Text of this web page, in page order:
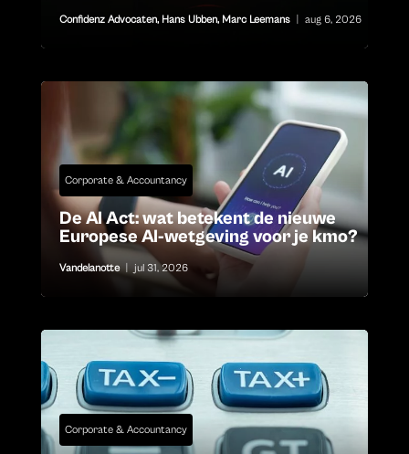
Confidenz Advocaten, Hans Ubben, Marc Leemans aug 6, 2026
Corporate & Accountancy
De AI Act: wat betekent de nieuwe
Europese AI-wetgeving voor je kmo?
Vandelanotte jul 31, 2026
Corporate & Accountancy